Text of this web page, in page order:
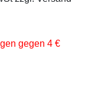
gegen 4 €